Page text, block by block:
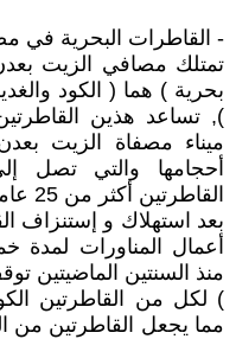
- القاطرات البحرية في
تمتلك مصافي الزيت
بحرية ) هما ( الكود
), تساعد هذين
ميناء مصفاة الزيت
القاطرتين أكثر من 25 عاما.
بعد استهلاك و إستنزاف
أعمال المناورات
منذ السنتين الماضيتين
) لكل من القاطرتين
مما يجعل القاطرتين من